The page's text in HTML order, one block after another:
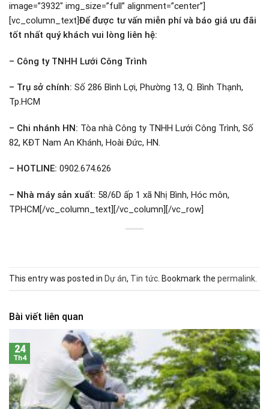
image=”3932″ img_size=”full” alignment=”center”]
[vc_column_text]Để được tư vấn miễn phí và báo giá ưu đãi
tốt nhất quý khách vui lòng liên hệ:
– Công ty TNHH Lưới Công Trình
– Trụ sở chính: Số 286 Bình Lợi, Phường 13, Q. Bình Thạnh,
Tp.HCM
– Chi nhánh HN: Tòa nhà Công ty TNHH Lưới Công Trình, Số
82, KĐT Nam An Khánh, Hoài Đức, HN.
– HOTLINE: 0902.674.626
– Nhà máy sản xuất: 58/6D ấp 1 xã Nhị Bình, Hóc môn,
TPHCM[/vc_column_text][/vc_column][/vc_row]
This entry was posted in Dự án, Tin tức . Bookmark the permalink
Bài viết liên quan
24
Th4